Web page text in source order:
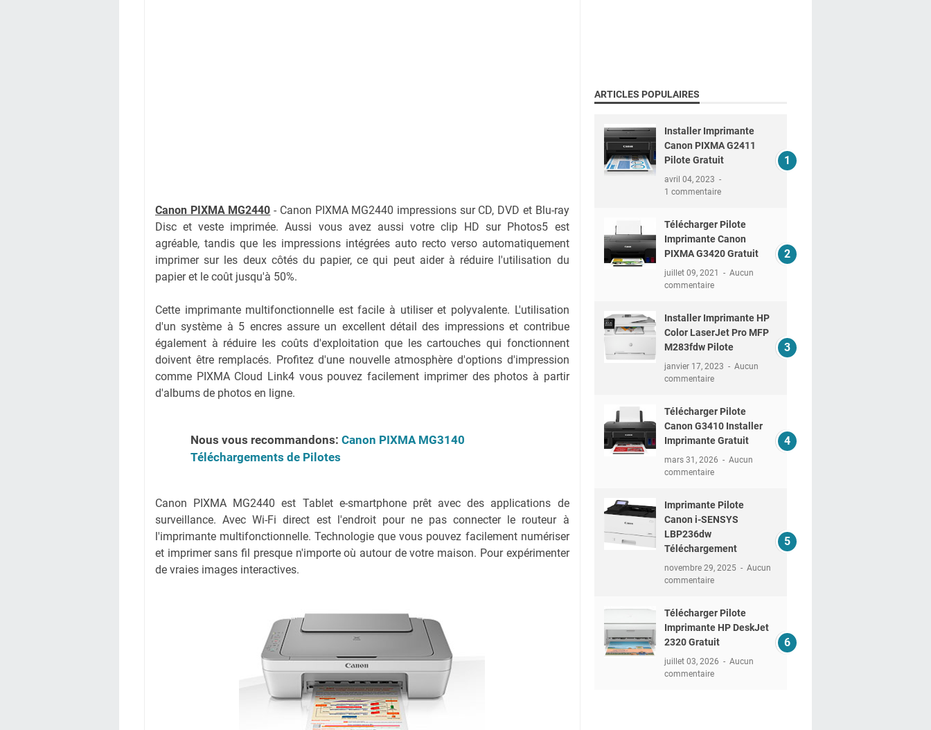
Canon PIXMA MG2440 - Canon PIXMA MG2440 impressions sur CD, DVD et Blu-ray
Disc et veste imprimée. Aussi vous avez aussi votre clip HD sur Photos5 est
agréable, tandis que les impressions intégrées auto recto verso automatiquement
imprimer sur les deux côtés du papier, ce qui peut aider à réduire l'utilisation du
papier et le coût jusqu'à 50%.
Cette imprimante multifonctionnelle est facile à utiliser et polyvalente. L'utilisation
d'un système à 5 encres assure un excellent détail des impressions et contribue
également à réduire les coûts d'exploitation que les cartouches qui fonctionnent
doivent être remplacés. Profitez d'une nouvelle atmosphère d'options d'impression
comme PIXMA Cloud Link4 vous pouvez facilement imprimer des photos à partir
d'albums de photos en ligne.
Nous vous recommandons: Canon PIXMA MG3140
Téléchargements de Pilotes
Canon PIXMA MG2440 est Tablet e-smartphone prêt avec des applications de
surveillance. Avec Wi-Fi direct est l'endroit pour ne pas connecter le routeur à
l'imprimante multifonctionnelle. Technologie que vous pouvez facilement numériser
et imprimer sans fil presque n'importe où autour de votre maison. Pour expérimenter
de vraies images interactives.
ARTICLES POPULAIRES
Installer Imprimante
Canon PIXMA G2411
Pilote Gratuit
avril 04, 2023
1 commentaire
Télécharger Pilote
Imprimante Canon
PIXMA G3420 Gratuit
juillet 09, 2021
Aucun
commentaire
Installer Imprimante HP
Color LaserJet Pro MFP
M283fdw Pilote
janvier 17, 2023
Aucun
commentaire
Télécharger Pilote
Canon G3410 Installer
Imprimante Gratuit
mars 31, 2026
Aucun
commentaire
Imprimante Pilote
Canon i-SENSYS
LBP236dw
Téléchargement
novembre 29, 2025
Aucun
commentaire
Télécharger Pilote
Imprimante HP DeskJet
2320 Gratuit
juillet 03, 2026
Aucun
commentaire